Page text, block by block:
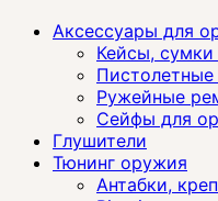
Аксессуары для
Кейсы,
Ружейные
Сейфы для
Глушители
Тюнинг оружия
Антабки,